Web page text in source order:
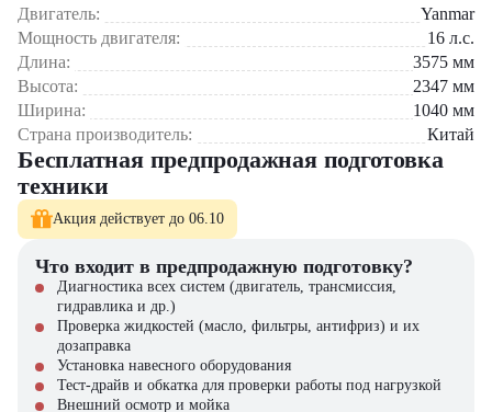
Мини-экскаватор
можно приобрести в
компании
«ЦТО» официального дилера спецтехники Lovol
России. Мы предлагаем:
Новые машины с гарантией 1 год
Сервисное обслуживание и ремонт
Оригинальные запчасти в наличии
Гибкие условия лизинга и кредитования
Lovol FR20F2-u – ваш надежный помощник для городских и
ландшафтных работ!
Двигатель:
Yanmar
Мощность двигателя:
16 л.с.
Длина:
3575 мм
Высота:
2347 мм
Ширина:
1040 мм
Страна производитель:
Китай
Бесплатная предпродажная подготовка
техники
Акция действует до 06.10
Что входит в предпродажную подготовку?
Диагностика всех систем (двигатель, трансмиссия,
гидравлика и др.)
Проверка жидкостей (масло, фильтры, антифриз) и их
дозаправка
Установка навесного оборудования
Тест-драйв и обкатка для проверки работы под нагрузкой
Внешний осмотр и мойка